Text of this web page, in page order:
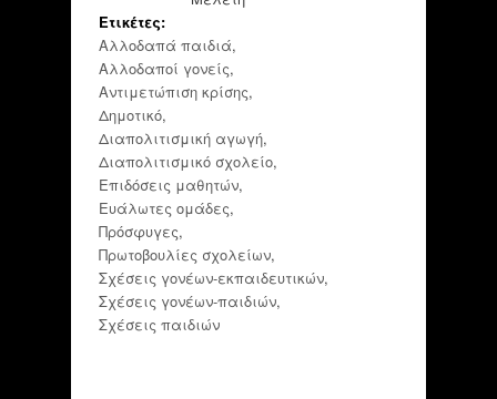
Ετικέτες:
Αλλοδαπά παιδιά,
Αλλοδαποί γονείς,
Αντιμετώπιση κρίσης,
Δημοτικό,
Διαπολιτισμική αγωγή,
Διαπολιτισμικό σχολείο,
Επιδόσεις μαθητών,
Ευάλωτες ομάδες,
Πρόσφυγες,
Πρωτοβουλίες σχολείων,
Σχέσεις γονέων-εκπαιδευτικών,
Σχέσεις γονέων-παιδιών,
Σχέσεις παιδιών